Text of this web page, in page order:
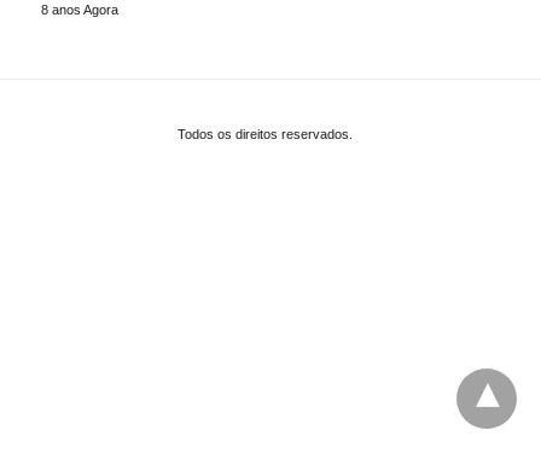
8 anos Agora
Todos os direitos reservados.